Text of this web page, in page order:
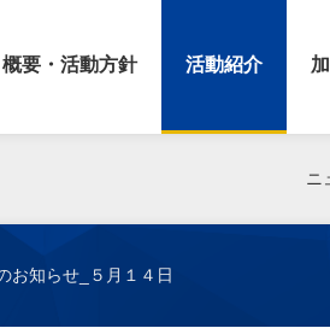
概要・活動方針 活動紹介
ニ
お知らせ_５月１４日